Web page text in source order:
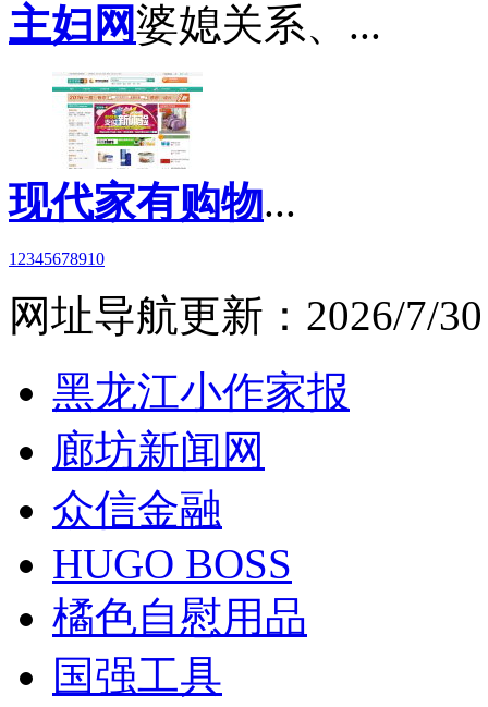
主妇网婆媳关系、...
现代家有购物...
1 2345678910
网址导航更新：2026/7/
黑龙江小作家报
廊坊新闻网
众信金融
HUGO BOSS
橘色自慰用品
国强工具